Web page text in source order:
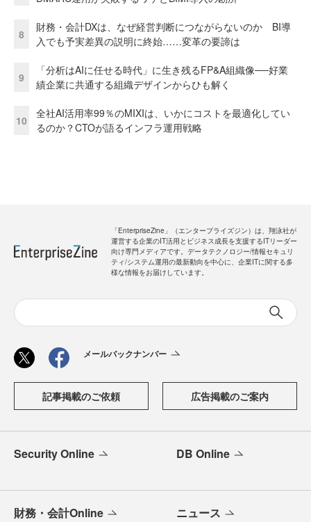
8
財務・会計DXは、なぜ経営判断につながらないのか BI導
入でも予実差異の説明に終始……変革の要諦は
9
「分析はAIに任せる時代」に生き残るFP&A組織像──好業
績企業に共通する組織デザインからひも解く
10
全社AI活用率99％のMIXIは、いかにコストを最適化してい
るのか？CTOが語るインフラ運用戦略
「EnterpriseZine」（エンタープライズジン）は、翔泳社が
運営する企業のIT活用とビジネス成長を支援するITリーダー
向け専門メディアです。データテクノロジー/情報セキュリ
ティ/システム運用の最新動向を中心に、企業ITに関する多
様な情報をお届けしています。
メールバックナンバー
記事掲載のご依頼 広告掲載のご案内
Security Online DB Online
財務・会計Online ニュース